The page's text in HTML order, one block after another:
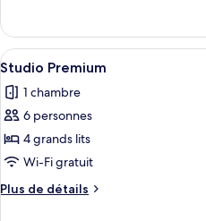
Chambre
Confort
Double
ou
avec
lits
jumeaux
le
type
de
Chambre
Confort
ou
avec
jumeaux
Afficher
toutes
les
photos
pour
ce
type
de
7
Studio Premium
1 chambre
6 personnes
4 grands lits
Wi-Fi gratuit
Plus de détails
Plus